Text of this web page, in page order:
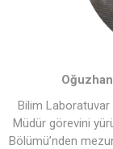
Bilim Laboratuvar
Müdür görevini
Bölümü’nden